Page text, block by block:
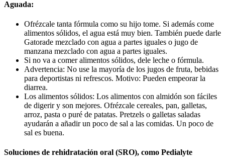
Aguada:
Ofrézcale tanta fórmula como su hijo tome. Si además come
alimentos sólidos, el agua está muy bien. También puede darle
Gatorade mezclado con agua a partes iguales o jugo de
manzana mezclado con agua a partes iguales.
Si no va a comer alimentos sólidos, dele leche o fórmula.
Advertencia: No use la mayoría de los jugos de fruta, bebidas
para deportistas ni refrescos. Motivo: Pueden empeorar la
diarrea.
Los alimentos sólidos: Los alimentos con almidón son fáciles
de digerir y son mejores. Ofrézcale cereales, pan, galletas,
arroz, pasta o puré de patatas. Pretzels o galletas saladas
ayudarán a añadir un poco de sal a las comidas. Un poco de
sal es buena.
Soluciones de rehidratación oral (SRO), como Pedialyte